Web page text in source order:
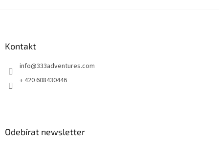
Kontakt
info@333adventures.com
+ 420 608430446
Odebírat newsletter